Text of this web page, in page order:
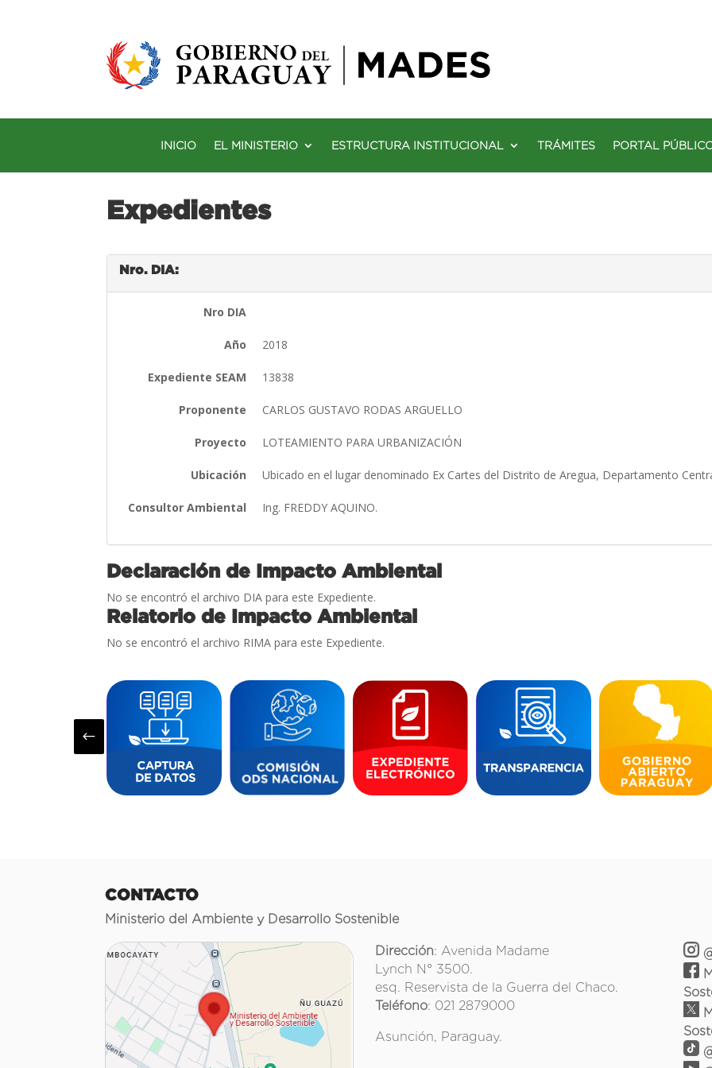
INICIO EL MINISTERIO ESTRUCTURA INSTITUCIONAL TRÁMITES PORTAL
Expedientes
Nro. DIA:
Nro DIA
Año 2018
Expediente SEAM 13838
Proponente CARLOS GUSTAVO RODAS ARGUELLO
Proyecto LOTEAMIENTO PARA URBANIZACIÓN
Ubicación Ubicado en el lugar denominado Ex Cartes del Distrito de Aregua, Departamento
Consultor Ambiental Ing. FREDDY AQUINO.
Declaración de Impacto Ambiental
No se encontró el archivo DIA para este Expediente.
Relatorio de Impacto Ambiental
No se encontró el archivo RIMA para este Expediente.
#
CONTACTO
Ministerio del Ambiente y Desarrollo Sostenible
Dirección: Avenida Madame
Lynch N° 3500.
esq. Reservista de la Guerra del Chaco.
Teléfono: 021 2879000
Asunción, Paraguay.